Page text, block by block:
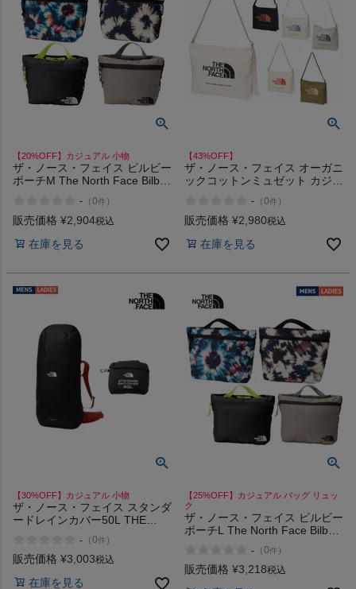
【20%OFF】カジュアル 小物
ザ・ノース・フェイス ビルビー
ポーチM The North Face Bilby
- （0件 ）
販売価格 ¥2,904税込
在庫を見る
【43%OFF】
ザ・ノース・フェイス オーガニ
ックコットンミュゼット カジュ
ョルダーバッグ 綿100% サステ
ナブル THE NORTH FACE アウ
- （0件 ）
販売価格 ¥2,980税込
在庫を見る
【30%OFF】カジュアル 小物
ザ・ノース・フェイス スタンダ
ードレインカバー50L THE
- （0件 ）
販売価格 ¥3,003税込
在庫を見る
【25%OFF】カジュアル バッグ リュッ
ク
ザ・ノース・フェイス ビルビー
ポーチL The North Face Bilby
- （0件 ）
販売価格 ¥3,218税込